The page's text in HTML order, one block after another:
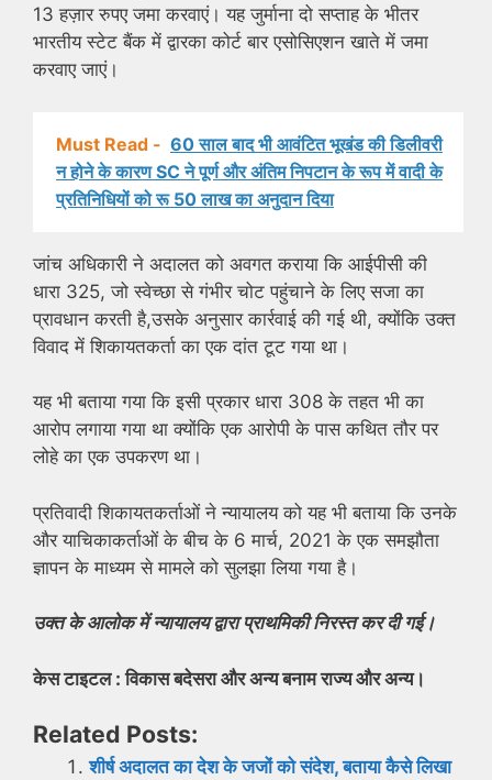
13 हज़ार रुपए जमा करवाएं। यह जुर्माना दो सप्ताह के भीतर
भारतीय स्टेट बैंक में द्वारका कोर्ट बार एसोसिएशन खाते में जमा
करवाए जाएं।
Must Read - 60 साल बाद भी आवंटित भूखंड की डिलीवरी
न होने के कारण SC ने पूर्ण और अंतिम निपटान के रूप में वादी के
प्रतिनिधियों को रू 50 लाख का अनुदान दिया
जांच अधिकारी ने अदालत को अवगत कराया कि आईपीसी की
धारा 325, जो स्वेच्छा से गंभीर चोट पहुंचाने के लिए सजा का
प्रावधान करती है,उसके अनुसार कार्रवाई की गई थी, क्योंकि उक्त
विवाद में शिकायतकर्ता का एक दांत टूट गया था।
यह भी बताया गया कि इसी प्रकार धारा 308 के तहत भी का
आरोप लगाया गया था क्योंकि एक आरोपी के पास कथित तौर पर
लोहे का एक उपकरण था।
प्रतिवादी शिकायतकर्ताओं ने न्यायालय को यह भी बताया कि उनके
और याचिकाकर्ताओं के बीच के 6 मार्च, 2021 के एक समझौता
ज्ञापन के माध्यम से मामले को सुलझा लिया गया है।
उक्त के आलोक में न्यायालय द्वारा प्राथमिकी निरस्त कर दी गई।
केस टाइटल : विकास बदेसरा और अन्य बनाम राज्य और अन्य।
Related Posts:
शीर्ष अदालत का देश के जजों को संदेश, बताया कैसे लिखा